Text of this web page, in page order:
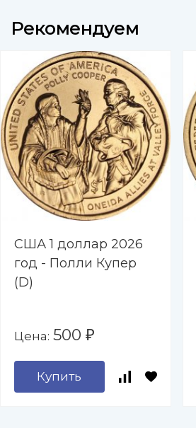
Рекомендуем
США 1 доллар 2026
год - Полли Купер
(D)
Цена: 500 ₽
Купить